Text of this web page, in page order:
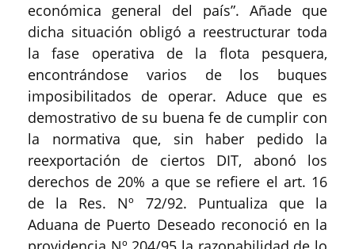
económica general del país”. Añade que
dicha situación obligó a reestructurar toda
la fase operativa de la flota pesquera,
encontrándose varios de los buques
imposibilitados de operar. Aduce que es
demostrativo de su buena fe de cumplir con
la normativa que, sin haber pedido la
reexportación de ciertos DIT, abonó los
derechos de 20% a que se refiere el art. 16
de la Res. Nº 72/92. Puntualiza que la
Aduana de Puerto Deseado reconoció en la